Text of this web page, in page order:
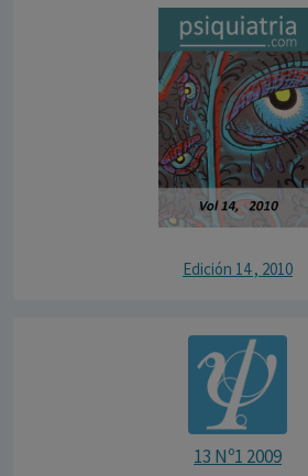
Edición 14 , 2010
13 Nº1 2009